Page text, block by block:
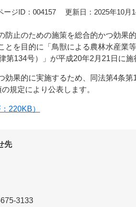
ージID：004157 更新日：2025年10月
防止のための施策を総合的かつ効果
とを目的に「鳥獣による農林水産業
第134号）」が平成20年2月21日に施
効果的に実施するため、同法第4条
規定により公表します。
220KB）
先
3133